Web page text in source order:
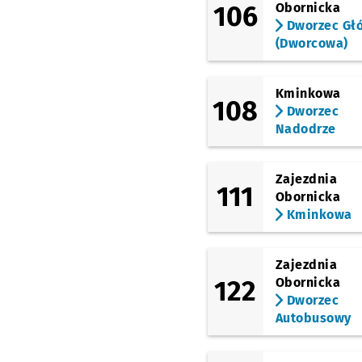
106
Obornicka
Dworzec
(Dworcowa)
108
Kminkowa
Dworzec
Nadodrze
111
Zajezdnia
Obornicka
Kminkowa
122
Zajezdnia
Obornicka
Dworzec
Autobusowy